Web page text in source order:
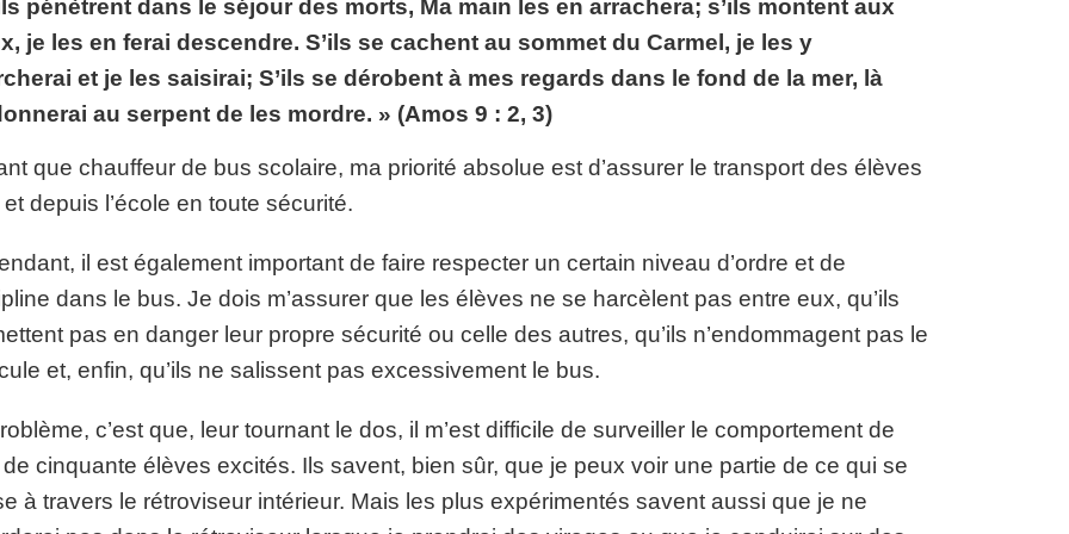
volume.
www.lafoiapostolique.org/wp-
lasse-rempli-de-tritesse.mp3
pénètrent dans le séjour des morts, Ma main les en arrachera; s’ils montent aux
je les en ferai descendre. S’ils se cachent au sommet du Carmel, je les y
et je les saisirai; S’ils se dérobent à mes regards dans le fond de la mer, là
au serpent de les mordre. » (Amos 9 : 2, 3)
que chauffeur de bus scolaire, ma priorité absolue est d’assurer le transport des élèves
depuis l’école en toute sécurité.
il est également important de faire respecter un certain niveau d’ordre et de
dans le bus. Je dois m’assurer que les élèves ne se harcèlent pas entre eux, qu’ils
pas en danger leur propre sécurité ou celle des autres, qu’ils n’endommagent pas le
et, enfin, qu’ils ne salissent pas excessivement le bus.
c’est que, leur tournant le dos, il m’est difficile de surveiller le comportement de
cinquante élèves excités. Ils savent, bien sûr, que je peux voir une partie de ce qui se
à travers le rétroviseur intérieur. Mais les plus expérimentés savent aussi que je ne